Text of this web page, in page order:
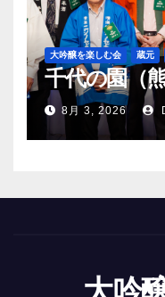
大吟醸を楽しむ会 蔵元
千代の園（
8月 3, 2026